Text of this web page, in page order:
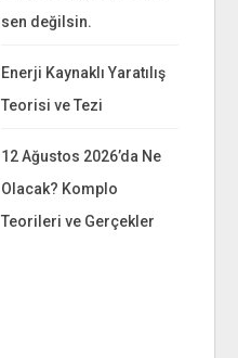
sen değilsin.
Enerji Kaynaklı Yaratılış
Teorisi ve Tezi
12 Ağustos 2026’da Ne
Olacak? Komplo
Teorileri ve Gerçekler